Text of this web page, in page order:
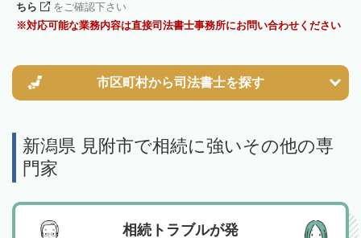
ちら
をご確認下さい
対応可能な業務内容は直接司法書士事務所にお問い合わせください
市区町村から司法書士を探す
新潟県 見附市で相続に強いその他の専
門家
相続トラブルが発